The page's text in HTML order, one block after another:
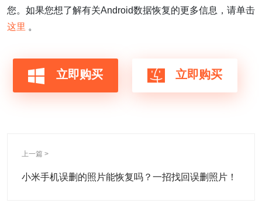
您。如果您想了解有关Android数据恢复的更多信息，请单击
这里 。
立即购买 立即购买
上一篇 >
小米手机误删的照片能恢复吗？一招找回误删照片！